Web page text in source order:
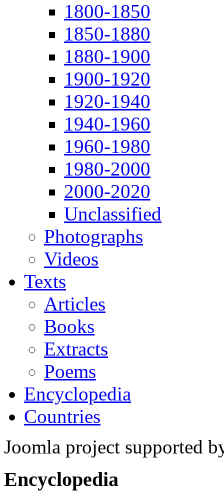
1800-1850
1850-1880
1880-1900
1900-1920
1920-1940
1940-1960
1960-1980
1980-2000
2000-2020
Unclassified
Photographs
Videos
Texts
Articles
Books
Extracts
Poems
Encyclopedia
Countries
Joomla project supported
Encyclopedia